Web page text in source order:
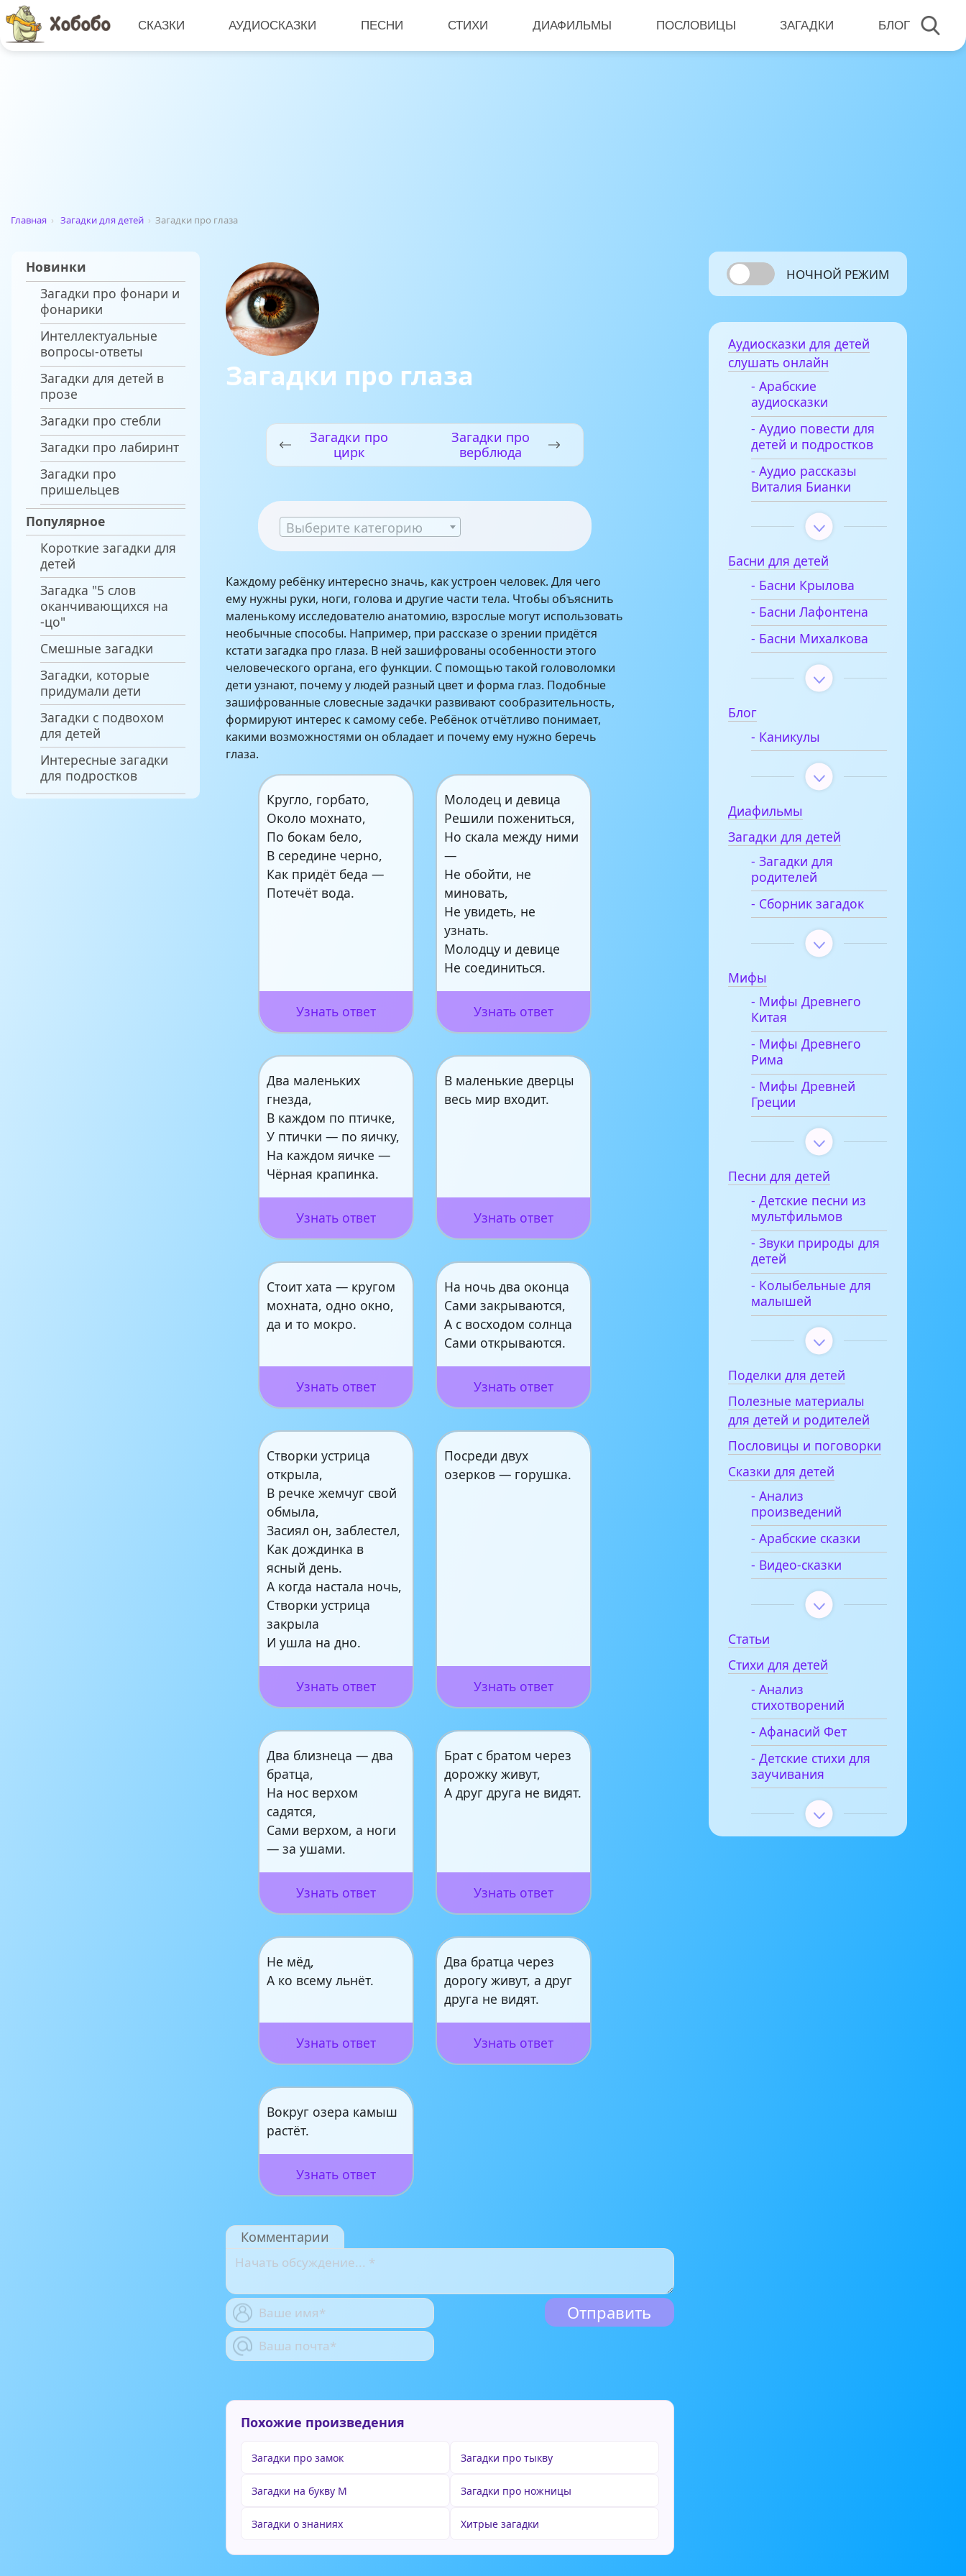
СКАЗКИ АУДИОСКАЗКИ ПЕСНИ СТИХИ ДИАФИЛЬМЫ ПОСЛОВИЦЫ ЗАГАДКИ БЛОГ
Главная › Загадки для детей › Загадки про глаза
Новинки
Загадки про фонари и
фонарики
Интеллектуальные
вопросы-ответы
Загадки для детей в
прозе
Загадки про стебли
Загадки про лабиринт
Загадки про
пришельцев
Популярное
Короткие загадки для
детей
Загадка "5 слов
оканчивающихся на
-цо"
Смешные загадки
Загадки, которые
придумали дети
Загадки с подвохом
для детей
Интересные загадки
для подростков
Загадки про глаза
Загадки про
цирк
Загадки про
верблюда
Выберите категорию
Каждому ребёнку интересно значь, как устроен человек. Для чего
ему нужны руки, ноги, голова и другие части тела. Чтобы объяснить
маленькому исследователю анатомию, взрослые могут использовать
необычные способы. Например, при рассказе о зрении придётся
кстати загадка про глаза. В ней зашифрованы особенности этого
человеческого органа, его функции. С помощью такой головоломки
дети узнают, почему у людей разный цвет и форма глаз. Подобные
зашифрованные словесные задачки развивают сообразительность,
формируют интерес к самому себе. Ребёнок отчётливо понимает,
какими возможностями он обладает и почему ему нужно беречь
глаза.
Кругло, горбато,
Около мохнато,
По бокам бело,
В середине черно,
Как придёт беда —
Потечёт вода.
Узнать ответ
Молодец и девица
Решили пожениться,
Но скала между ними
—
Не обойти, не
миновать,
Не увидеть, не
узнать.
Молодцу и девице
Не соединиться.
Узнать ответ
Два маленьких
гнезда,
В каждом по птичке,
У птички — по яичку,
На каждом яичке —
Чёрная крапинка.
Узнать ответ
В маленькие дверцы
весь мир входит.
Узнать ответ
Стоит хата — кругом
мохната, одно окно,
да и то мокро.
Узнать ответ
На ночь два оконца
Сами закрываются,
А с восходом солнца
Сами открываются.
Узнать ответ
Створки устрица
открыла,
В речке жемчуг свой
обмыла,
Засиял он, заблестел,
Как дождинка в
ясный день.
А когда настала ночь,
Створки устрица
закрыла
И ушла на дно.
Узнать ответ
Посреди двух
озерков — горушка.
Узнать ответ
Два близнеца — два
братца,
На нос верхом
садятся,
Сами верхом, а ноги
— за ушами.
Узнать ответ
Брат с братом через
дорожку живут,
А друг друга не видят.
Узнать ответ
Не мёд,
А ко всему льнёт.
Узнать ответ
Два братца через
дорогу живут, а друг
друга не видят.
Узнать ответ
Вокруг озера камыш
растёт.
Узнать ответ
Комментарии
Похожие произведения
Загадки про замок Загадки про тыкву
Загадки на букву М Загадки про ножницы
Загадки о знаниях Хитрые загадки
НОЧНОЙ РЕЖИМ
Аудиосказки для детей
слушать онлайн
- Арабские
аудиосказки
- Аудио повести для
детей и подростков
- Аудио рассказы
Виталия Бианки
Басни для детей
- Басни Крылова
- Басни Лафонтена
- Басни Михалкова
Блог
- Каникулы
Диафильмы
Загадки для детей
- Загадки для
родителей
- Сборник загадок
Мифы
- Мифы Древнего
Китая
- Мифы Древнего
Рима
- Мифы Древней
Греции
Песни для детей
- Детские песни из
мультфильмов
- Звуки природы для
детей
- Колыбельные для
малышей
Поделки для детей
Полезные материалы
для детей и родителей
Пословицы и поговорки
Сказки для детей
- Анализ
произведений
- Арабские сказки
- Видео-сказки
Статьи
Стихи для детей
- Анализ
стихотворений
- Афанасий Фет
- Детские стихи для
заучивания